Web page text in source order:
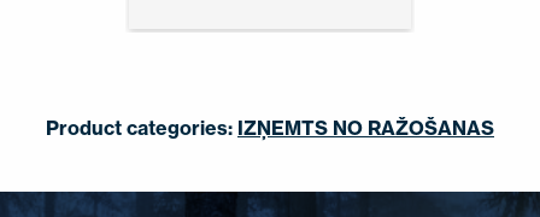
Product categories: IZŅEMTS NO RAŽOŠANAS